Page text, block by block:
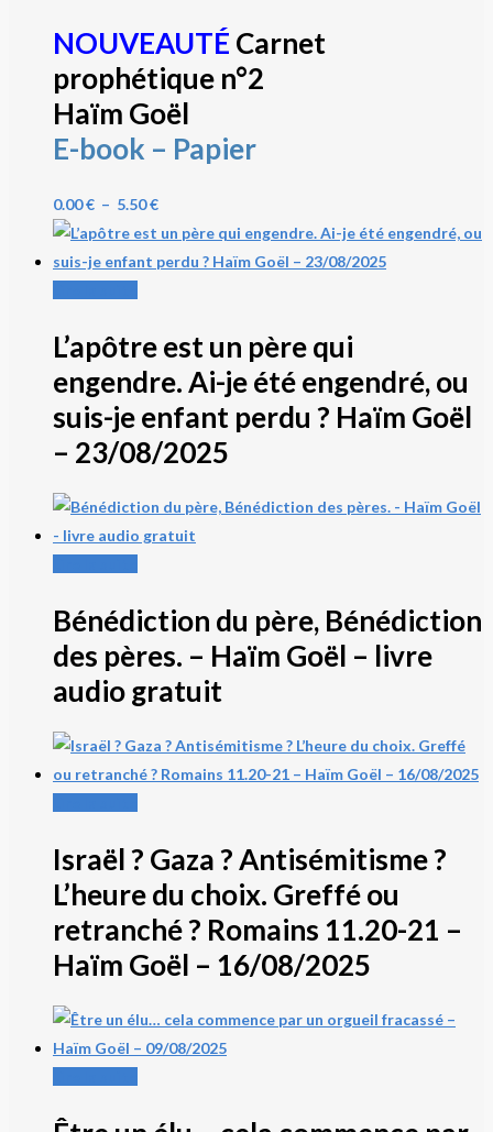
a
plusieurs
variations.
Les
options
choisies
sur
du
produit
NOUVEAUTÉ Carnet
prophétique n°2
Haïm Goël
E-book – Papier
0.00€ – 5.50€Plage
de
prix :
5.50 €
L’apôtre est un père qui
engendre. Ai-je été engendré, ou
suis-je enfant perdu ? Haïm Goël
– 23/08/2025
Bénédiction du père, Bénédiction
des pères. – Haïm Goël – livre
audio gratuit
Israël ? Gaza ? Antisémitisme ?
L’heure du choix. Greffé ou
retranché ? Romains 11.20-21 –
Haïm Goël – 16/08/2025